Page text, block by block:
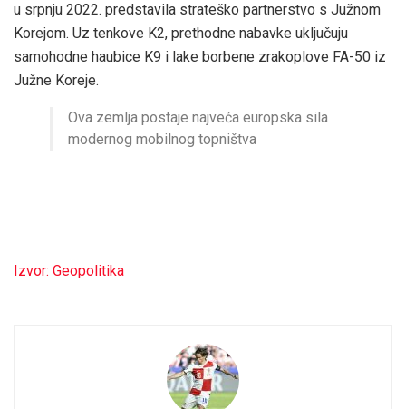
u srpnju 2022. predstavila strateško partnerstvo s Južnom
Korejom. Uz tenkove K2, prethodne nabavke uključuju
samohodne haubice K9 i lake borbene zrakoplove FA-50 iz
Južne Koreje.
Ova zemlja postaje najveća europska sila
modernog mobilnog topništva
Izvor: Geopolitika